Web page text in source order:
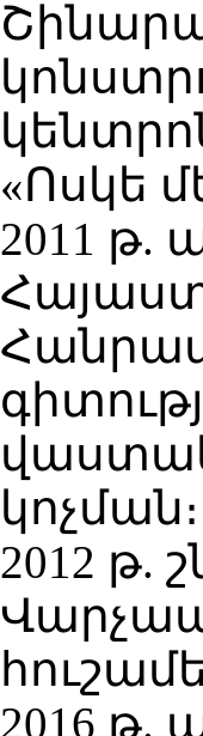
«Ոսկե
2011 թ.
կոչման։
2012 թ.
2016 թ.